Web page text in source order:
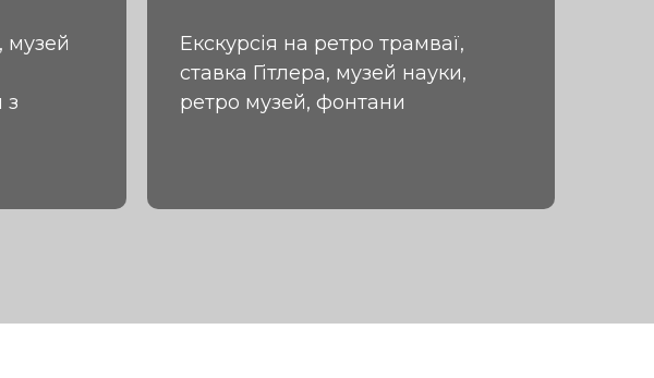
музей
з
Екскурсія на ретро трамваї,
ставка Гітлера, музей науки,
ретро музей, фонтани